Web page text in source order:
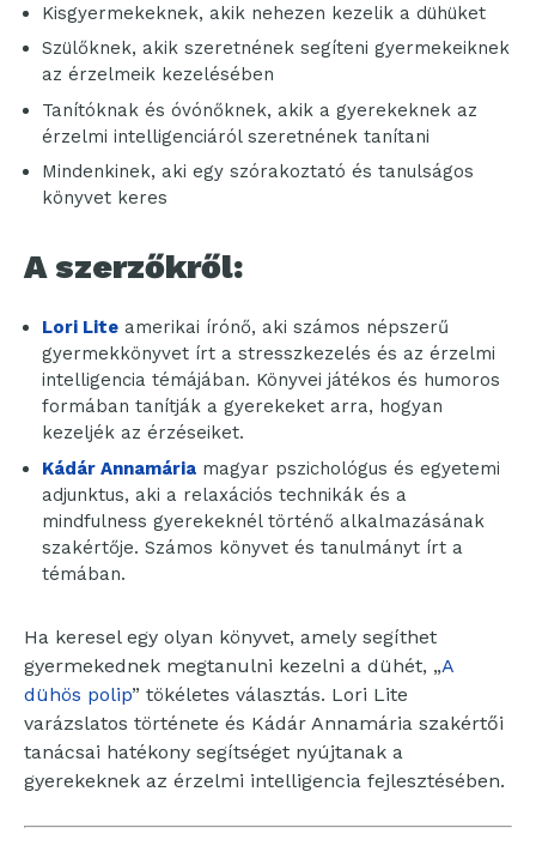
Kisgyermekeknek, akik nehezen kezelik a dühüket
Szülőknek, akik szeretnének segíteni gyermekeiknek
az érzelmeik kezelésében
Tanítóknak és óvónőknek, akik a gyerekeknek az
érzelmi intelligenciáról szeretnének tanítani
Mindenkinek, aki egy szórakoztató és tanulságos
könyvet keres
A szerzőkről:
Lori Lite amerikai írónő, aki számos népszerű
gyermekkönyvet írt a stresszkezelés és az érzelmi
intelligencia témájában. Könyvei játékos és humoros
formában tanítják a gyerekeket arra, hogyan
kezeljék az érzéseiket.
Kádár Annamária magyar pszichológus és egyetemi
adjunktus, aki a relaxációs technikák és a
mindfulness gyerekeknél történő alkalmazásának
szakértője. Számos könyvet és tanulmányt írt a
témában.
Ha keresel egy olyan könyvet, amely segíthet
gyermekednek megtanulni kezelni a dühét, „A
dühös polip” tökéletes választás. Lori Lite
varázslatos története és Kádár Annamária szakértői
tanácsai hatékony segítséget nyújtanak a
gyerekeknek az érzelmi intelligencia fejlesztésében.